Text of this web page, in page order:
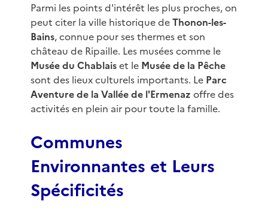
Parmi les points d'intérêt les plus proches, on
peut citer la ville historique deThonon-les-
Bains, connue pour ses thermes et son
château de Ripaille. Les musées comme le
Musée du Chablaiset le Musée de la Pêche
sont des lieux culturels importants. Le Parc
Aventure de la Vallée de l'Ermenaz offre des
activités en plein air pour toute la famille.
Communes
Environnantes et Leurs
Spécificités